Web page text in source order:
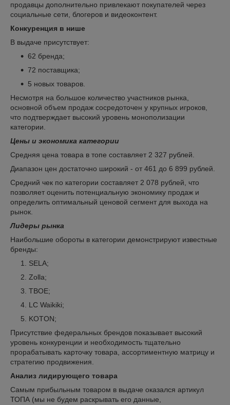
продавцы дополнительно привлекают покупателей через
социальные сети, блогеров и видеоконтент.
Конкуренция в нише
В выдаче присутствует:
62 бренда;
72 поставщика;
5 новых товаров.
Несмотря на большое количество участников рынка,
основной объем продаж сосредоточен у крупных игроков,
что подтверждает высокий уровень монополизации
категории.
Цены и экономика категории
Средняя цена товара в топе составляет 2 327 рублей.
Диапазон цен достаточно широкий - от 461 до 6 899 рублей.
Средний чек по категории составляет 2 078 рублей, что
позволяет оценить потенциальную экономику продаж и
определить оптимальный ценовой сегмент для выхода на
рынок.
Лидеры рынка
Наибольшие обороты в категории демонстрируют известные
бренды:
SELA;
Zolla;
ТВОЕ;
LC Waikiki;
KOTON;
Присутствие федеральных брендов показывает высокий
уровень конкуренции и необходимость тщательно
прорабатывать карточку товара, ассортиментную матрицу и
стратегию продвижения.
Анализ лидирующего товара
Самым прибыльным товаром в выдаче оказался артикул
ТОПА (мы не будем раскрывать его данные,